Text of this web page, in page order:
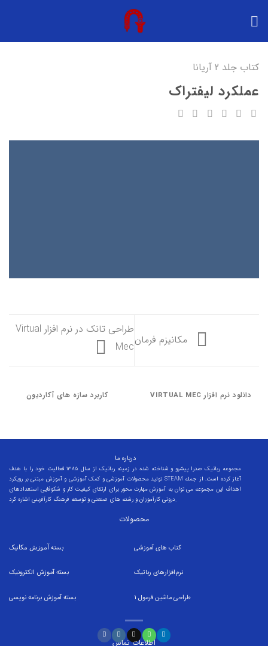
کتاب جلد 2 آریانا
عملکرد لیفتراک
مکانیزم فرمان
طراحی تانک در نرم افزار Virtual
Mec
دانلود نرم افزار VIRTUAL MEC کاربرد سازه های آکاردیون
درباره ما
مجموعه رباتیک صدرا پیشرو و شناخته شده در زمینه رباتیک از سال 1385 فعالیت خود را با هدف
تولید محصولات آموزشی و کمک آموزشی و آموزش مبتنی بر رویکرد STEAM آغاز کرده است. از جمله
اهداف این مجموعه می توان به آموزش مهارت محور برای ارتقای کیفیت کار و شکوفایی استعدادهای
درونی کارآموزان و رشته های صنعتی و توسعه فرهنگ کارآفرینی اشاره کرد.
محصولات
بسته آموزش مکانیک
بستهآموزش الکترونیک
بستهآموزش برنامه نویسی
کتاب های آموزشی
نرم‌افزارهای رباتیک
طراحی ماشین فرمول
اطلاعات تماس